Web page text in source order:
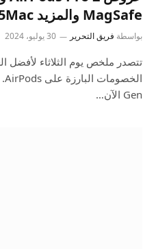
MagSafe والمزيد 9to5Mac
بواسطة فريق التحرير 30 يوليو، 2024
تتصدر ملخص يوم الثلاثاء لأفضل
Gen الآن…